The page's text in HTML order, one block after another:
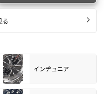
る
インヂュニア